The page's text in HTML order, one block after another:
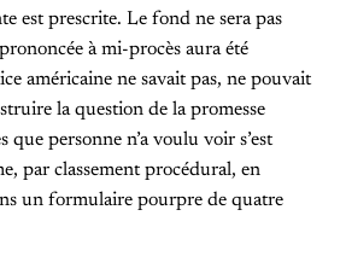
est prescrite. Le fond ne sera pas
à mi-procès aura été
américaine ne savait pas, ne pouvait
la question de la promesse
personne n’a voulu voir s’est
par classement procédural, en
un formulaire pourpre de quatre